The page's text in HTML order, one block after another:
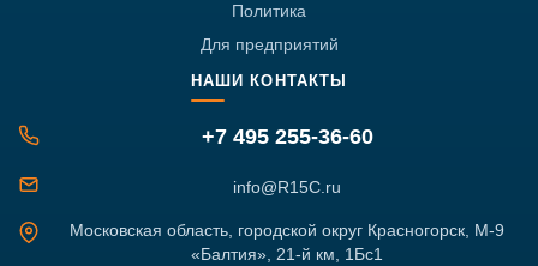
Политика
Для предприятий
НАШИ КОНТАКТЫ
+7 495 255-36-60
info@R15C.ru
Московская область, городской округ Красногорск, М-9
«Балтия», 21-й км, 1Бс1